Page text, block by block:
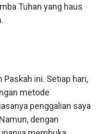
Tuhan yang haus
ini. Setiap hari,
metode
penggalian saya
dengan